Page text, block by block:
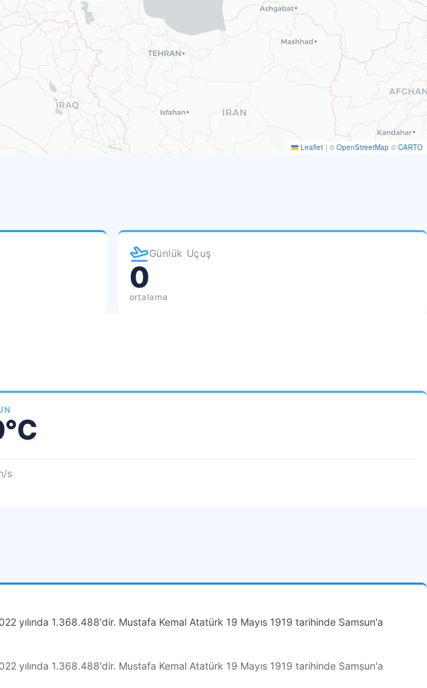
Leaflet | © OpenStreetMap © CARTO
Günlük Uçuş
0
ortalama
s
yılında 1.368.488'dir. Mustafa Kemal Atatürk 19 Mayıs 1919 tarihinde Samsun'a
yılında 1.368.488'dir. Mustafa Kemal Atatürk 19 Mayıs 1919 tarihinde Samsun'a